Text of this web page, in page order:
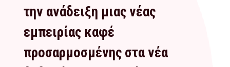
την ανάδειξη μιας νέας
εμπειρίας καφέ
προσαρμοσμένης στα νέα